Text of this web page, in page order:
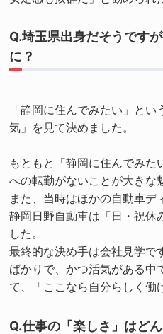
Q.埼玉県出身だそうです
に？
「静岡に住んでみたい」と
気」を見て決めました。
もともと「静岡に住んでみ
への転勤がないことが大きな
また、当時はほかの自動車
静岡日野自動車は「日・祝休
した。
最終的な決め手は会社見学で
ばかりで、かつ活気がある中
て、「ここなら自分らしく働
Q.仕事の「楽しさ」はど